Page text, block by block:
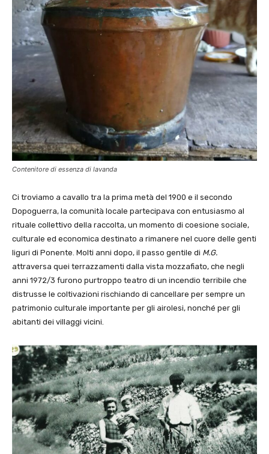
Contenitore di essenza di lavanda
Ci troviamo a cavallo tra la prima metà del 1900 e il secondo
Dopoguerra, la comunità locale partecipava con entusiasmo al
rituale collettivo della raccolta, un momento di coesione sociale,
culturale ed economica destinato a rimanere nel cuore delle genti
liguri di Ponente. Molti anni dopo, il passo gentile di M.G.
attraversa quei terrazzamenti dalla vista mozzafiato, che negli
anni 1972/3 furono purtroppo teatro di un incendio terribile che
distrusse le coltivazioni rischiando di cancellare per sempre un
patrimonio culturale importante per gli airolesi, nonché per gli
abitanti dei villaggi vicini.